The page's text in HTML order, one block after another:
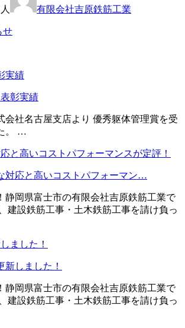
有限会社吉原鉄筋工業
せ
彰実績
会社名古屋支店より 優秀躯体管理賞を受
。 …
対応と高いコストパフォーマン…
静岡県富士市の有限会社吉原鉄筋工業で
建設鉄筋工事・土木鉄筋工事を請け負っ
新しました！
静岡県富士市の有限会社吉原鉄筋工業で
建設鉄筋工事・土木鉄筋工事を請け負っ